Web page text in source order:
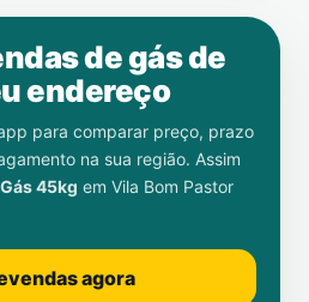
de gás de
endereço
para comparar preço, prazo
na sua região. Assim
45kg em Vila Bom Pastor
agora